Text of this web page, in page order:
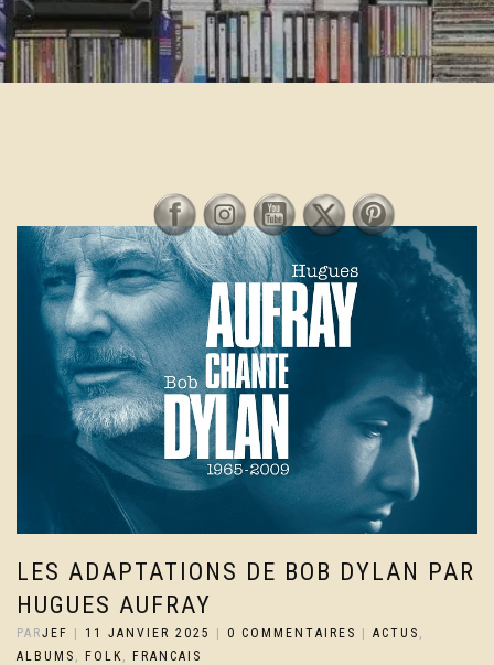
LES ADAPTATIONS DE BOB DYLAN PAR
HUGUES AUFRAY
PARJEF | 11 JANVIER 2025 | 0 COMMENTAIRES | ACTUS
ALBUMS
FOLK FRANCAIS